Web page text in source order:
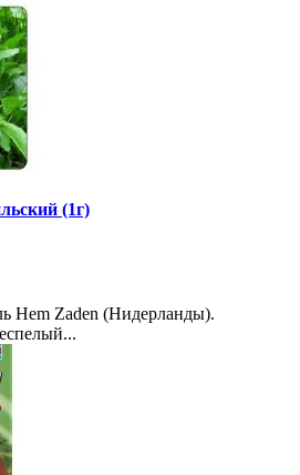
(1г)
Hem Zaden (Нидерланды).